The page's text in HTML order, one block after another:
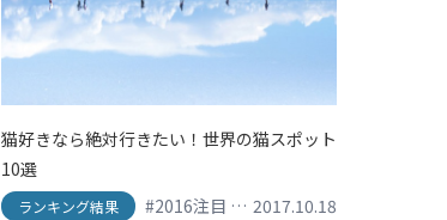
猫好きなら絶対行きたい！世界の猫スポット
10選
ランキング結果 #2016注目 #his #shopping
2017.10.18